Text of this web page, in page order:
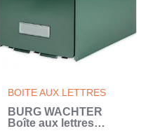
BOITE AUX LETTRES
BURG WACHTER
Boîte aux lettres